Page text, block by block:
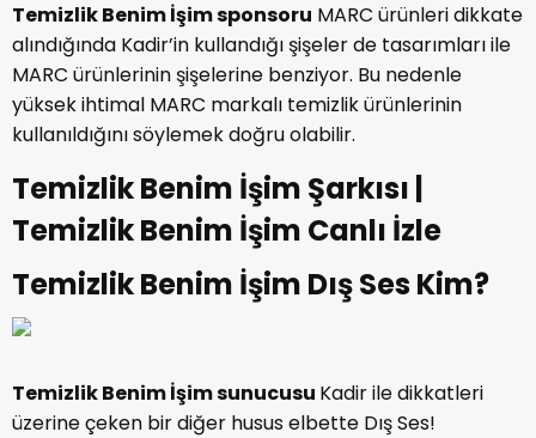
Temizlik Benim İşimsponsoru MARC ürünleri dikkate
alındığında Kadir’in kullandığı şişeler de tasarımları ile
MARC ürünlerinin şişelerine benziyor. Bu nedenle
yüksek ihtimal MARC markalı temizlik ürünlerinin
kullanıldığını söylemek doğru olabilir.
Temizlik Benim İşim Şarkısı |
Temizlik Benim İşim Canlı İzle
Temizlik Benim İşim Dış Ses Kim?
Temizlik Benim İşimsunucusu Kadir ile dikkatleri
üzerine çeken bir diğer husus elbette Dış Ses!